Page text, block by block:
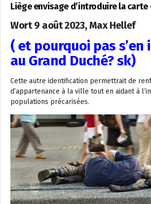
Liège envisage d’introduire la
Wort 9 août 2023, Max Hellef
( et pourquoi pas s’en
au Grand Duché? sk)
Cette autre identification permettrait de
d’appartenance à la ville tout en aidant à
populations précarisées.